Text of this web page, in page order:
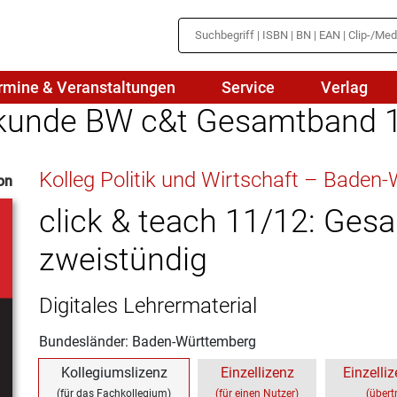
Medienbildung
Naturwissenschaften/NuT
Physik
Politik
Religion
Spanisch
& Veranstaltungen Service Verlag
BW c&t Gesamtband
Kolleg Politik und Wirtschaft –
click & teach 11/12:
zweistündig
Digitales Lehrermaterial
Bundesländer: Baden-Württemberg
Kollegiumslizenz
(für das Fachkollegium)
Einzellizenz
(für einen Nutzer)